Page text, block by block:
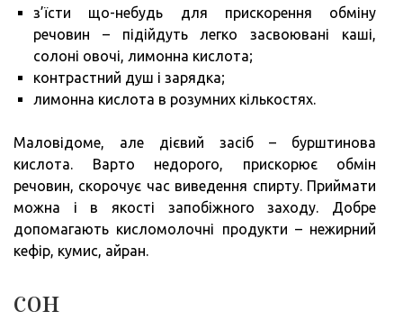
з’їсти що-небудь для прискорення обміну
речовин – підійдуть легко засвоювані каші,
солоні овочі, лимонна кислота;
контрастний душ і зарядка;
лимонна кислота в розумних кількостях.
Маловідоме, але дієвий засіб – бурштинова
кислота. Варто недорого, прискорює обмін
речовин, скорочує час виведення спирту. Приймати
можна і в якості запобіжного заходу. Добре
допомагають кисломолочні продукти – нежирний
кефір, кумис, айран.
сон